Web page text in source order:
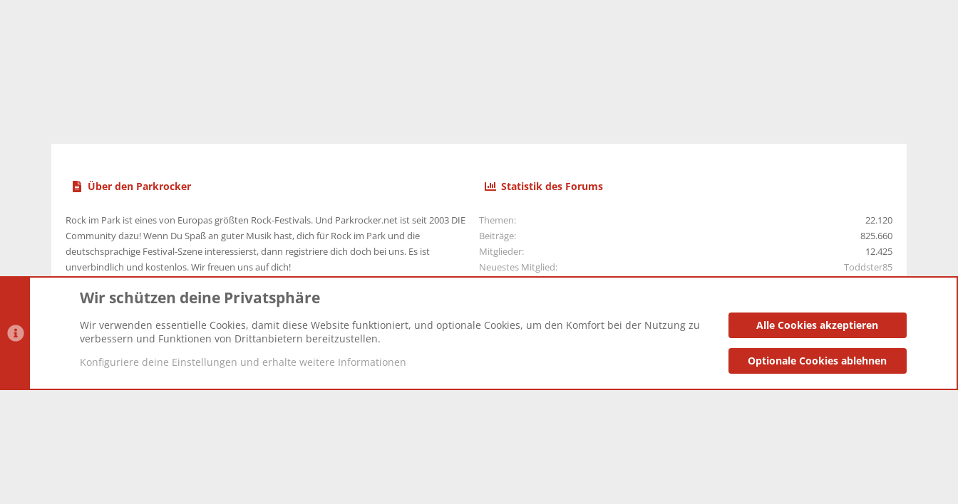
Über den Parkrocker
Rock im Park ist eines von Europas größten Rock-Festivals. Und Parkrocker.net ist seit 2003 DIE
Community dazu! Wenn Du Spaß an guter Musik hast, dich für Rock im Park und die
deutschsprachige Festival-Szene interessierst, dann registriere dich doch bei uns. Es ist
unverbindlich und kostenlos. Wir freuen uns auf dich!
Statistik des Forums
Themen
22.120
Beiträge
825.660
Mitglieder
12.425
Neuestes Mitglied
Toddster85
Datenschutz-Einstellungen PR Light Deutsch [Du] Datenschutzerklärung Impressum
Wir schützen deine Privatsphäre
Wir verwenden essentielle Cookies, damit diese Website funktioniert, und optionale Cookies, um den Komfort bei der Nutzung zu
verbessern und Funktionen von Drittanbietern bereitzustellen.
Konfiguriere deine Einstellungen und erhalte weitere Informationen
Alle Cookies akzeptieren
Optionale Cookies ablehnen